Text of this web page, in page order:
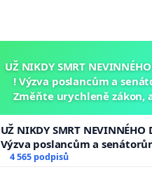
UŽ NIKDY SMRT
! Výzva poslancům a
Změňte urychleně zákon,
opakovat!
UŽ NIKDY SMRT NEVINNÉHO
Výzva poslancům a
Změňte urychleně zákon, aby
4 565 podpisů